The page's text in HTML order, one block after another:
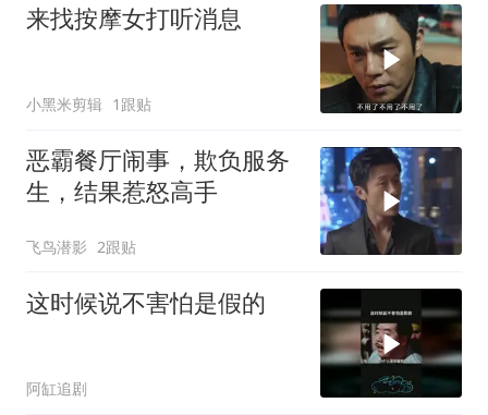
来找按摩女打听消息
小黑米剪辑 1跟贴
恶霸餐厅闹事，欺负服务
生，结果惹怒高手
飞鸟潜影 2跟贴
这时候说不害怕是假的
阿缸追剧